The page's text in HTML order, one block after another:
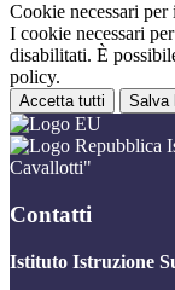
Cookie necessari
I cookie necessari
disabilitati. È
policy.
Accetta tutti Salva
Cavallotti"
Contatti
Istituto Istruzione